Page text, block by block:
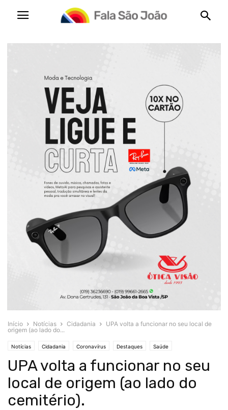
Início Notícias Cidadania
UPA volta a funcionar no seu local de
origem (ao lado do...
Notícias Cidadania Coronavírus Destaques Saúde
UPA volta a funcionar no seu
local de origem (ao lado do
cemitério).